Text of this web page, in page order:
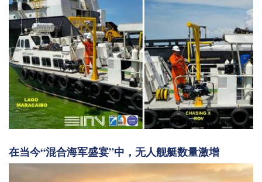
在当今“混合海军盛宴”中，无人舰艇数量激增